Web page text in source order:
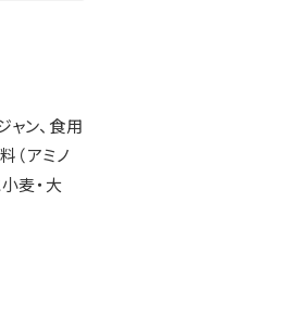
ャン、食用
（アミノ
麦・大